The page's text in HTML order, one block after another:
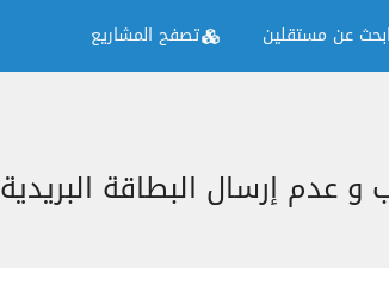
ابحث عن مستقلين تصفح المشاريع
إرسال البطاقة البريدية